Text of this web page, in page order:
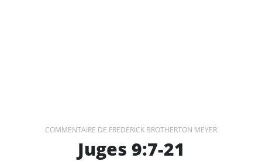
COMMENTAIRE DE FREDERICK BROTHERTON MEYER
Juges 9:7-21